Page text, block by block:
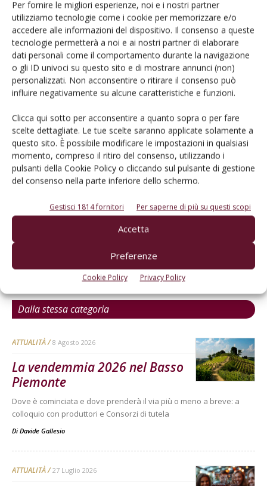
Per fornire le migliori esperienze, noi e i nostri partner
utilizziamo tecnologie come i cookie per memorizzare e/o
accedere alle informazioni del dispositivo. Il consenso a queste
tecnologie permetterà a noi e ai nostri partner di elaborare
dati personali come il comportamento durante la navigazione
o gli ID univoci su questo sito e di mostrare annunci (non)
personalizzati. Non acconsentire o ritirare il consenso può
influire negativamente su alcune caratteristiche e funzioni.
Clicca qui sotto per acconsentire a quanto sopra o per fare
scelte dettagliate. Le tue scelte saranno applicate solamente a
questo sito. È possibile modificare le impostazioni in qualsiasi
momento, compreso il ritiro del consenso, utilizzando i
pulsanti della Cookie Policy o cliccando sul pulsante di gestione
del consenso nella parte inferiore dello schermo.
Gestisci 1814 fornitori Per saperne di più su questi scopi
Accetta
Preferenze
Cookie Policy Privacy Policy
Catalogo Aziende e Prodotti
Un modo semplice per cercare un'azienda o un
prodotto!
Cerca adesso
L'Esperto risponde
I consigli di Terra e Vita agli agricoltori
Cerca adesso
Dalla stessa categoria
ATTUALITÀ 8 Agosto 2026
La vendemmia 2026 nel Basso
Piemonte
Dove è cominciata e dove prenderà il via più o meno a breve: a
colloquio con produttori e Consorzi di tutela
Di Davide Gallesio
ATTUALITÀ 27 Luglio 2026